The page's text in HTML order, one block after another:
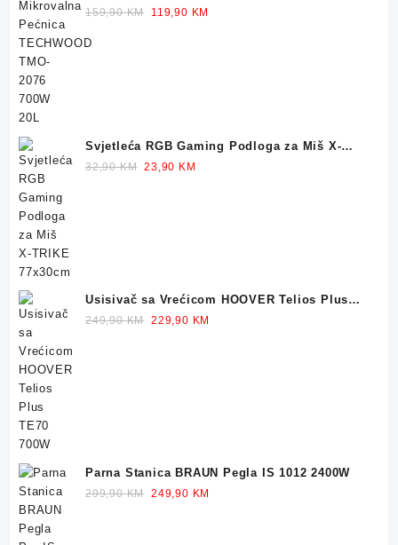
700W 20L
159,90KM
Original
119,90 KM
Svjetleća RGB Gaming Podloga za Miš X-
TRIKE 77x30cm
32,90KM Original
23,90 KM
Usisivač sa Vrećicom HOOVER Telios Plus
TE70 700W
249,90KM Original
229,90 KM
Parna Stanica BRAUN Pegla IS 1012 2400W
299,90KM Original
249,90 KM